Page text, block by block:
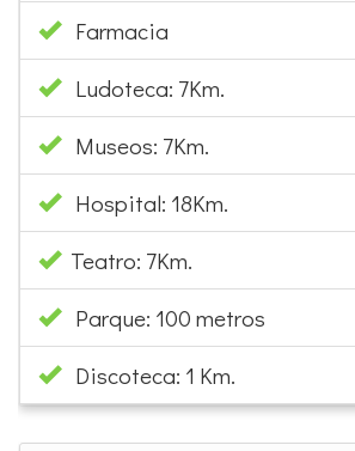
Farmacia
Ludoteca: 7Km.
Museos: 7Km.
Hospital: 18Km.
Teatro: 7Km.
Parque: 100 metros
Discoteca: 1 Km.